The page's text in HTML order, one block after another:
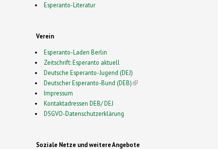
Esperanto-Literatur
Verein
Esperanto-Laden Berlin
Zeitschrift: Esperanto aktuell
Deutsche Esperanto-Jugend (DEJ)
Deutscher Esperanto-Bund (DEB)(link is external)
Impressum
Kontaktadressen DEB/ DEJ
DSGVO-Datenschutzerklärung
Soziale Netze und weitere Angebote